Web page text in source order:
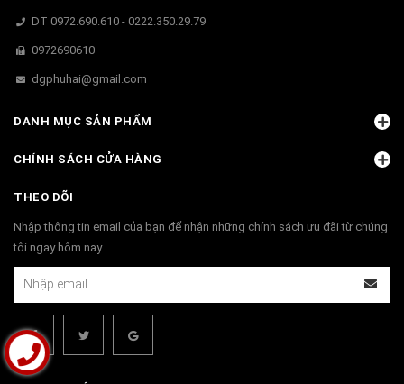
DT 0972.690.610 - 0222.350.29.79
0972690610
dgphuhai@gmail.com
DANH MỤC SẢN PHẨM
CHÍNH SÁCH CỬA HÀNG
THEO DÕI
Nhập thông tin email của bạn để nhận những chính sách ưu đãi từ chúng
tôi ngay hôm nay